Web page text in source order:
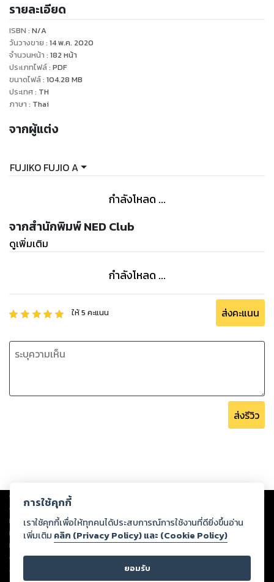
อิจิเป็นผู้ที่มีความสามารถสูง และหลังจากนั้นก็ได้เข้าใจว่า เคนอิจิ
เป็นแค่เด็กชายธรรมดาๆ คนหนึ่ง แต่ฮัทโตริตัดสินว่าจะอยู่กับเคน
อิจิ เพราะในโลกของเคนอิจิเป็นโลก ที่ฮัทโตริไม่เคยเห็น หลังจาก
นั้นก็เกิดเหตุการณ์ต่างๆเรื่อยมา เขาและเพื่อนๆจึงต้องแก้ปัญหา
เฉพาะหน้าต่างๆ เพื่อที่จะได้อยู่อย่างสงบสุข และหลังจากนั้นฮัทโต
ริก็ออกจากบ้านเคนอิจิเพื่อฝึกฝนวิชาต่อไป"
รายละเอียด
ISBN : N/A
วันวางขาย : 14 พ.ค. 2020
จำนวนหน้า : 182 หน้า
ประเภทไฟล์: PDF
ขนาดไฟล์: 104.28 MB
ประเทศ: TH
ภาษา : Thai
จากผู้แต่ง
FUJIKO FUJIO A
กำลังโหลด ...
จากสำนักพิมพ์ NED Club
ดูเพิ่มเติม
กำลังโหลด ...
ให้5 คะแนน ส่งคะแนน
ส่งรีวิว
Copyright © 2026
ต่อผลงานหรือเนื้อหาใดที่อัปโหลดผ่านเว็บไซต์และปรากฏว่าละเมิดสิทธิใน
ทรัพย์สินทางปัญญาของบุคคลอื่นหรือขัดต่อกฎหมายและศีลธรรม ดังนั้น ผู้อ่าน
ทุกท่านโปรดใช้วิจารณญาณในการกลั่นกรองด้วยตนเอง และหากท่านพบว่าส่วน
หนึ่งส่วนใดขัดต่อกฎหมายและศีลธรรม กรุณาแจ้งมายังบริษัท เพื่อทีมงานจะได้
ดำเนินการในทันที ทั้งนี้ ทางสตอรี่ล็อกขอสงวนลิขสิทธิ์ตามพระราชบัญญัติ
ลิขสิทธิ์ พ.ศ. 2537 (ฉบับล่าสุด)
การใช้คุกกี้
เราใช้คุกกี้เพื่อให้ทุกคนได้ประสบการณ์การใช้งานที่ดียิ่งขึ้นอ่าน
เพิ่มเติม คลิก (Privacy Policy) และ (Cookie Policy)
ยอมรับ